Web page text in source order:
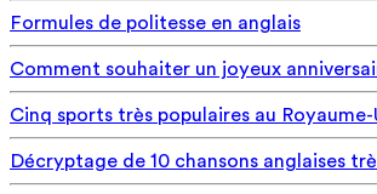
Formules de politesse en anglais
Comment souhaiter un joyeux
Cinq sports très populaires au Royaume-
Décryptage de 10 chansons anglaises